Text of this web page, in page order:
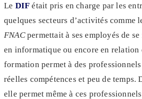
Le DIF était pris en charge par les
quelques secteurs d’activités comme
FNACpermettait à ses employés de
en informatique ou encore en relation
formation permet à des
réelles compétences et peu de temps.
elle permet même à ces